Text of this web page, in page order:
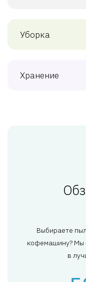
Уборка
Хранение
Выбираете
кофемашину? Мы
в